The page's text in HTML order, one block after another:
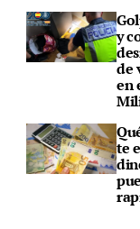
y
de
en
te